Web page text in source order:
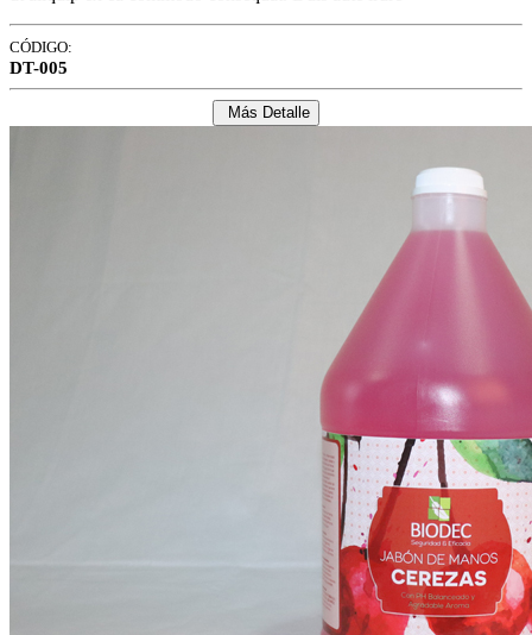
CÓDIGO:
DT-005
Más Detalle